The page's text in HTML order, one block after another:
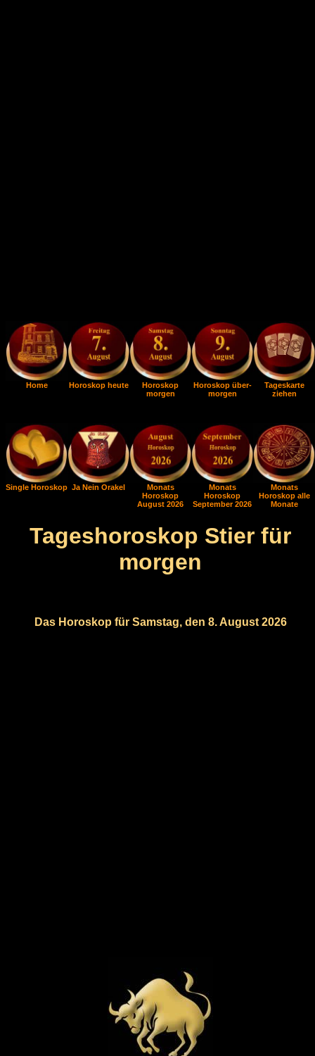
Home Horoskop heute
Horoskop
morgen
Horoskop über-
morgen
Tageskarte
ziehen
Single Horoskop Ja Nein Orakel
Monats
Horoskop
August 2026
Monats
Horoskop
September 2026
Monats
Horoskop alle
Monate
Tageshoroskop Stier für
morgen
Das Horoskop für Samstag, den 8. August 2026